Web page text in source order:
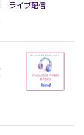
ライブ配信